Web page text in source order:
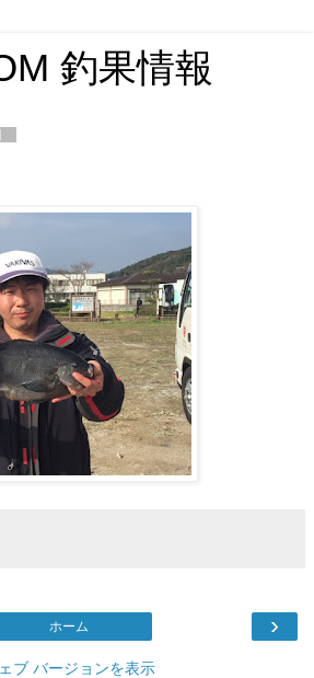
釣果情報
›
ホーム
ブ バージョンを表示